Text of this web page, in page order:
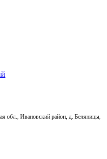
обл., Ивановский район, д. Беляницы,